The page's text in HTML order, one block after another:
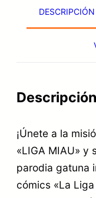
1
,
.
A
I
A
U
DESCRIPCIÓN
Descripción
¡Únete a la
«LIGA MIAU» y
parodia gatuna
cómics «La